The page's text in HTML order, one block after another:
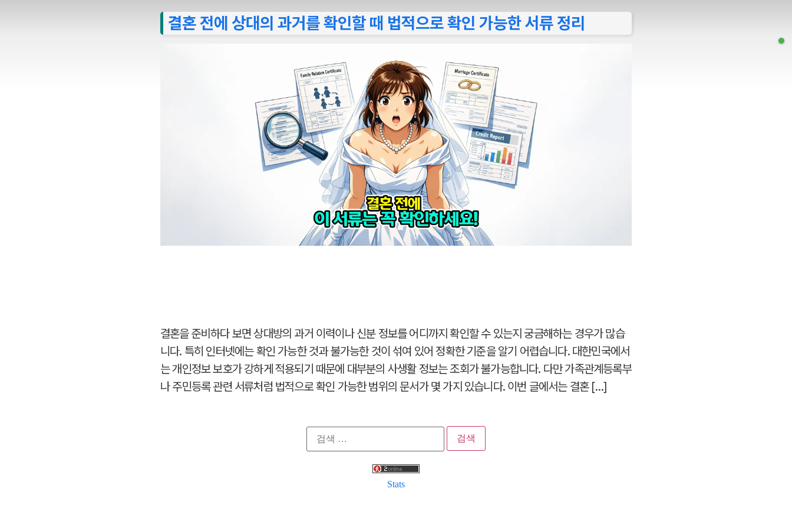
결혼 전에 상대의 과거를 확인할 때 법적으로 확인 가능한 서류 정리
결혼을 준비하다 보면 상대방의 과거 이력이나 신분 정보를 어디까지 확인할 수 있는지 궁금해하는 경우가 많습
니다. 특히 인터넷에는 확인 가능한 것과 불가능한 것이 섞여 있어 정확한 기준을 알기 어렵습니다. 대한민국에서
는 개인정보 보호가 강하게 적용되기 때문에 대부분의 사생활 정보는 조회가 불가능합니다. 다만 가족관계등록부
나 주민등록 관련 서류처럼 법적으로 확인 가능한 범위의 문서가 몇 가지 있습니다. 이번 글에서는 결혼 […]
검
색:
Stats